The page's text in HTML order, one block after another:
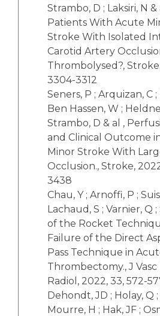
Strambo, D ; Laksiri, N
Patients With Acute
Stroke With Isolated
Carotid Artery
Thrombolysed?,
3304-3312
Seners, P ; Arquizan, C
Ben Hassen, W ;
Strambo, D & al ,
and Clinical Outcome
Minor Stroke With
Occlusion., Stroke,
3438
Chau, Y ; Arnoffi, P ;
Lachaud, S ; Varnier, Q ;
of the Rocket
Failure of the Direct
Pass Technique in
Thrombectomy., J
Radiol, 2022, 33, 572-
Dehondt, JD ; Holay, Q
Mourre, H ; Hak, JF ;